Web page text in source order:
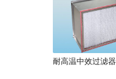
耐高温中效过滤器